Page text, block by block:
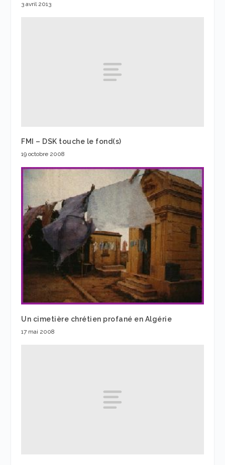
3 avril 2013
FMI – DSK touche le fond(s)
19 octobre 2008
Un cimetière chrétien profané en Algérie
17 mai 2008